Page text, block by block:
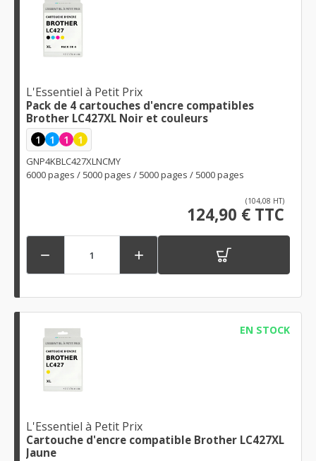
L'Essentiel à Petit Prix
Pack de 4 cartouches d'encre compatibles
Brother LC427XL Noir et couleurs
1 1 1 1
GNP4KBLC427XLNCMY
6000 pages / 5000 pages / 5000 pages / 5000 pages
(104,08 HT)
124,90 € TTC
 
EN STOCK
L'Essentiel à Petit Prix
Cartouche d'encre compatible Brother LC427XL
Jaune